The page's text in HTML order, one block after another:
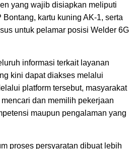
yang wajib disiapkan meliputi
kartu kuning AK-1, serta
untuk pelamar posisi Welder 6G
informasi terkait layanan
kini dapat diakses melalui
platform tersebut, masyarakat
dan memilih pekerjaan
maupun pengalaman yang
proses persyaratan dibuat lebih